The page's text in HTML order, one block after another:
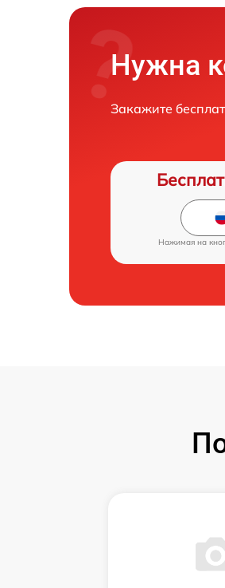
Нужна
Закажите
Нажимая на